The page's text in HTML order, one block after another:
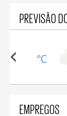
PREVISÃO
19°C
EMPREGOS